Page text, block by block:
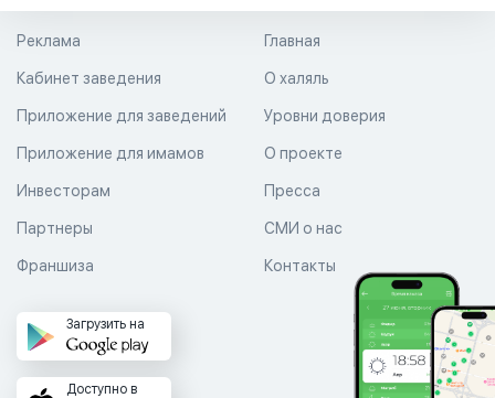
Главная
О халяль
Уровни доверия
Реклама
Кабинет заведения
Приложение для заведений
Приложение для имамов О проекте
Пресса
СМИ о нас
Контакты
Инвесторам
Партнеры
Франшиза
Загрузить на
Доступно в